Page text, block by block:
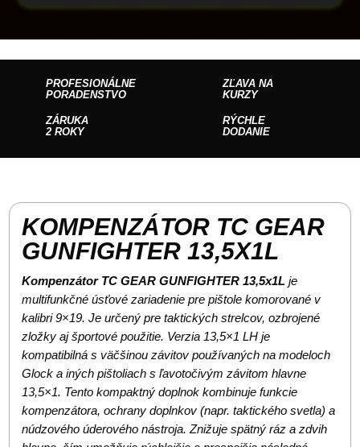
PROFESIONÁLNE
PORADENSTVO
ZĽAVA NA
KURZY
ZÁRUKA
2 ROKY
RÝCHLE
DODANIE
KOMPENZÁTOR TC GEAR
GUNFIGHTER 13,5X1L
Kompenzátor TC GEAR GUNFIGHTER 13,5x1L je
multifunkčné úsťové zariadenie pre pištole komorované v
kalibri 9×19. Je určený pre taktických strelcov, ozbrojené
zložky aj športové použitie. Verzia 13,5×1 LH je
kompatibilná s väčšinou závitov používaných na modeloch
Glock a iných pištoliach s ľavotočivým závitom hlavne
13,5×1. Tento kompaktný doplnok kombinuje funkcie
kompenzátora, ochrany doplnkov (napr. taktického svetla) a
núdzového úderového nástroja. Znižuje spätný ráz a zdvih